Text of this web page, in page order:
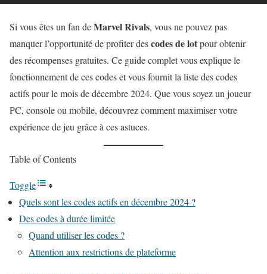
Si vous êtes un fan deMarvel Rivals, vous ne pouvez pas
manquer l’opportunité de profiter descodes de lotpour obtenir
des récompenses gratuites. Ce guide complet vous explique le
fonctionnement de ces codes et vous fournit la liste des codes
actifs pour le mois de décembre 2024. Que vous soyez un joueur
PC, console ou mobile, découvrez comment maximiser votre
expérience de jeu grâce à ces astuces.
Table of Contents
Toggle
Quels sont les codes actifs en décembre 2024 ?
Des codes à durée limitée
Quand utiliser les codes ?
Attention aux restrictions de plateforme